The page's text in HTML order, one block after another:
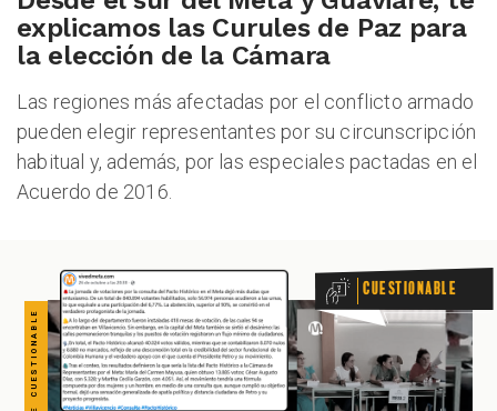
explicamos las Curules de Paz para
la elección de la Cámara
Las regiones más afectadas por el conflicto armado
pueden elegir representantes por su circunscripción
habitual y, además, por las especiales pactadas en el
Acuerdo de 2016.
Cuestionable